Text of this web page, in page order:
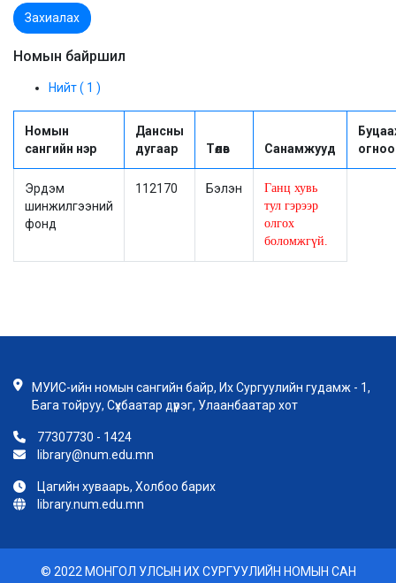
Захиалах
Номын байршил
Нийт ( 1 )
Номын
сангийн нэр
Дансны
дугаар
Төлөв Санамжууд
огноо
Эрдэм
шинжилгээний
фонд
112170 Бэлэн
Ганц хувь
тул гэрээр
олгох
боломжгүй.
МУИС-ийн номын сангийн байр, Их Сургуулийн гудамж - 1,
Бага тойруу, Сүхбаатар дүүрэг, Улаанбаатар хот
77307730 - 1424
library@num.edu.mn
Цагийн хуваарь, Холбоо барих
library.num.edu.mn
© 2022 МОНГОЛ УЛСЫН ИХ СУРГУУЛИЙН НОМЫН САН